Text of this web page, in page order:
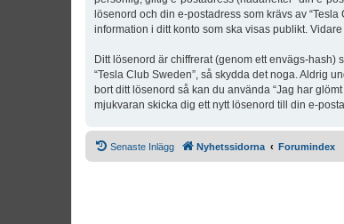
lösenord och din e-postadress som krävs av
information i ditt konto som ska visas publikt.
Ditt lösenord är chiffrerat (genom ett envägs-
“Tesla Club Sweden”, så skydda det noga. Aldrig
bort ditt lösenord så kan du använda “Jag har
mjukvaran skicka dig ett nytt lösenord till din e-
Senaste Inlägg Nyhetssidorna Forumindex